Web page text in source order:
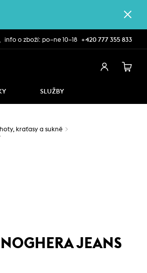
info o zboží: po–ne 10–18 +420 777 355 833
SLUŽBY
kraťasy a sukně
JEANS